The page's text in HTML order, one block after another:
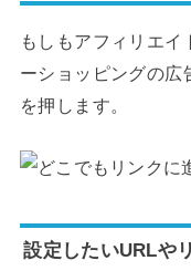
もしもアフィリエ
ーショッピングの広
を押します。
設定したいURLや